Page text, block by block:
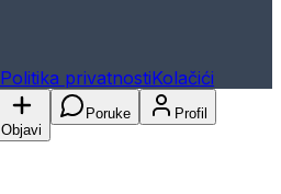
Politika privatnostiKolačići
Objavi
Poruke Profil